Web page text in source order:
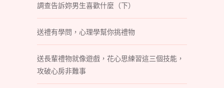
調查告訴妳男生喜歡什麼（下）
送禮有學問，心理學幫你挑禮物
送長輩禮物就像遊戲，花心思練習這三個技能，
攻破心房非難事